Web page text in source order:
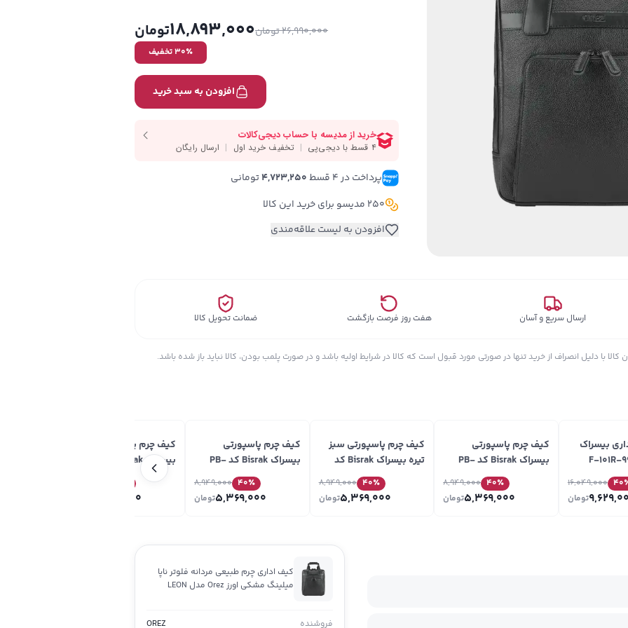
26,990,000تومان18,893,000تومان
30٪ تخفیف
افزودن به سبد خرید
پرداخت در ۴ قسط 4,723,250 تومانی
250 مدیسو برای خرید این کالا
افزودن به لیست علاقه‌مندی
ارسال سریع و آسان هفت روز فرصت بازگشت ضمانت تحویل کالا
با دلیل انصراف از خرید تنها در صورتی مورد قبول است که کالا در شرایط اولیه باشد و در صورت پلمب بودن، کالا نباید باز شده باشد.
بیسراک
40
16,049,000
تومان
کیف چرم پاسپورتی
بیسراک Bisrak کد PB-
Maral-F18
40٪ 8,949,000
5,369,000تومان
کیف چرم پاسپورتی سبز
تیره بیسراک Bisrak کد
PB-Maral-F45
40٪ 8,949,000
5,369,000تومان
کیف چرم پاسپورتی
بیسراک Bisrak کد PB-
Maral-F70
40٪ 8,949,000
5,369,000تومان
کیف چرم پاسپورتی
Maral-F72
5,369,000
کیف اداری چرم طبیعی مردانه فلوتر ناپا
میلینگ مشکی اورز Orez مدل LEON
فروشنده
OREZ